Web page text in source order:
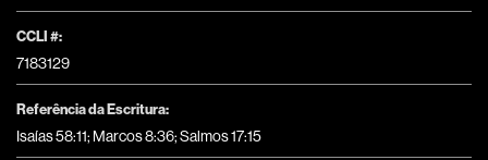
CCLI #:
7183129
Referência da Escritura:
Isaías 58:11; Marcos 8:36; Salmos 17:15